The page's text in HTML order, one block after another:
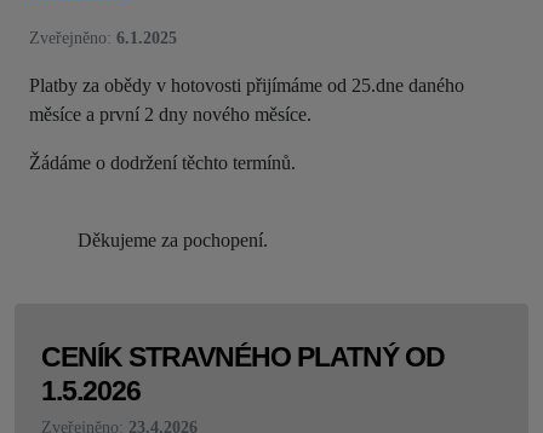
Zveřejněno: 6.1.2025
Platby za obědy v hotovosti přijímáme od 25.dne daného
měsíce a první 2 dny nového měsíce.
Žádáme o dodržení těchto termínů.
Děkujeme za pochopení.
CENÍK STRAVNÉHO PLATNÝ OD
1.5.2026
Zveřejněno: 23.4.2026